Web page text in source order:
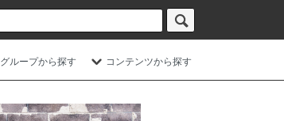
グループから探す コンテンツから探す